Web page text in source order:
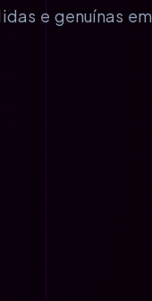
e genuínas em